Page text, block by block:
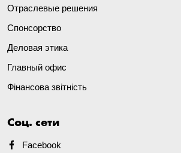
Отраслевые решения
Спонсорство
Деловая этика
Главный офис
Фінансова звітність
Соц. сети
Facebook